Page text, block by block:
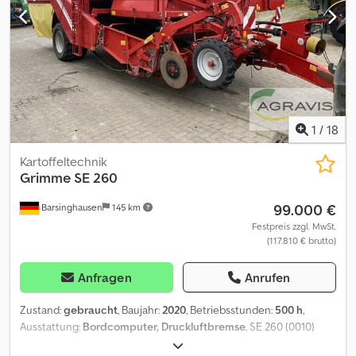
1 / 18
Barsinghausen 145 km
Kartoffeltechnik
Grimme SE 260
99.000 €
Festpreis zzgl. MwSt.
(117.810 € brutto)
Anfragen Anrufen
Zustand:gebraucht, Baujahr:2020, Betriebsstunden: 500 h,
Ausstattung: Bordcomputer, Druckluftbremse, SE 260 (0010)
gebr.Grimme Kartoffelroder (0020) in Serie (0030) Nationale